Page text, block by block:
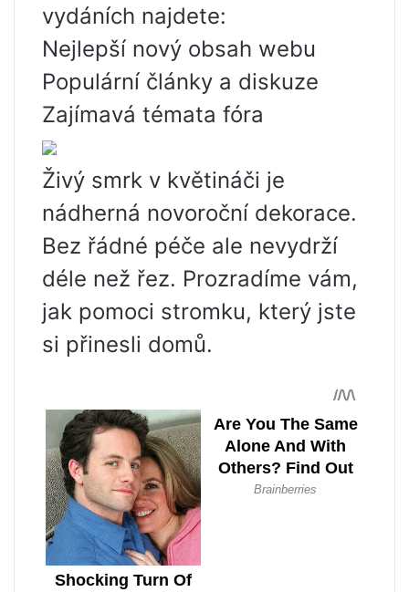
vydáních najdete:
Nejlepší nový obsah webu
Populární články a diskuze
Zajímavá témata fóra
Živý smrk v květináči je
nádherná novoroční dekorace.
Bez řádné péče ale nevydrží
déle než řez. Prozradíme vám,
jak pomoci stromku, který jste
si přinesli domů.